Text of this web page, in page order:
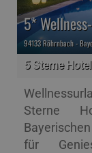
5 Sterne Hotel
5*
94133 Röhrnbach -
Sterne
für